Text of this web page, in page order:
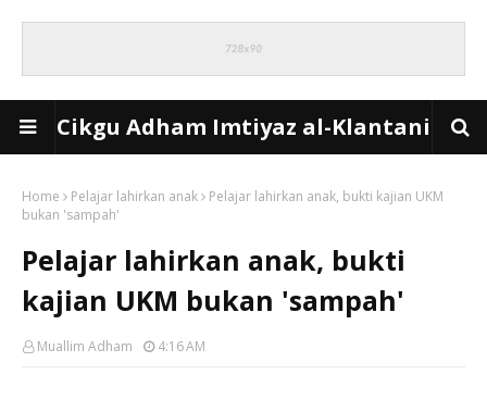
Cikgu Adham Imtiyaz al-Klantani
Home Pelajar lahirkan anak
Pelajar lahirkan anak, bukti kajian UKM
bukan 'sampah'
Pelajar lahirkan anak, bukti
kajian UKM bukan 'sampah'
Muallim Adham 4:16 AM